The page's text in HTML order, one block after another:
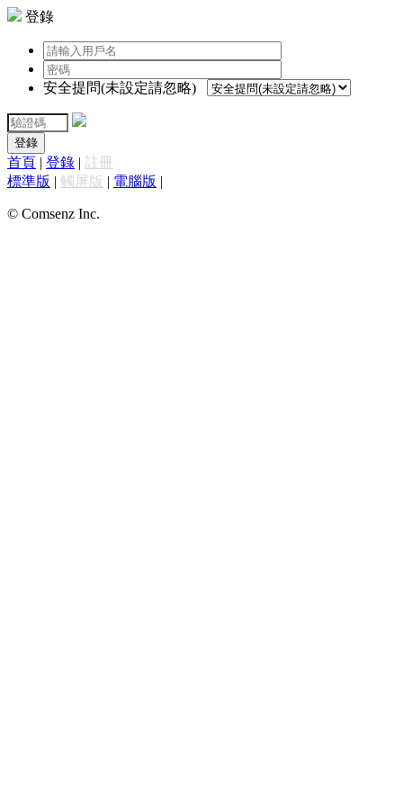
登錄
安全提問(未設定請忽略)
登錄
首頁 | 登錄 | 註冊
標準版 | 觸屏版 | 電腦版 |
© Comsenz Inc.